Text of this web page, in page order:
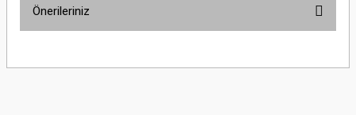
Önerileriniz
yetersiz gördüğünüz noktaları öneri formunu kullanarak tarafımıza